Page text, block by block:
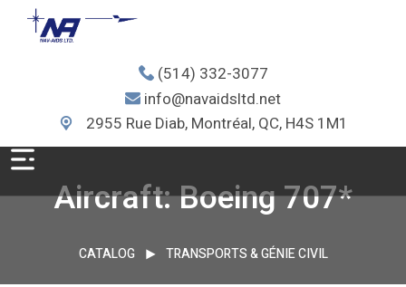
(514) 332-3077
info@navaidsltd.net
2955 Rue Diab, Montréal, QC, H4S 1M1
Aircraft: Boeing 707*
CATALOG TRANSPORTS & GÉNIE CIVIL